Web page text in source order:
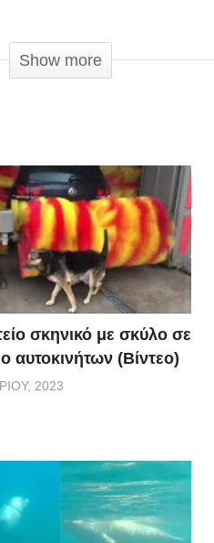
Show more
σκηνικό με σκύλο σε
αυτοκινήτων (Βίντεο)
2023